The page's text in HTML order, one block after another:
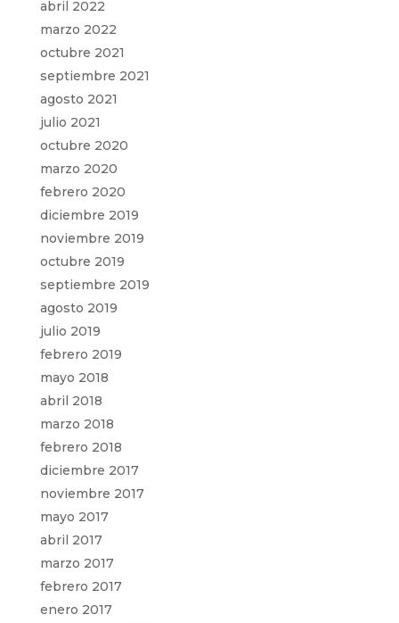
abril 2022
marzo 2022
octubre 2021
septiembre 2021
agosto 2021
julio 2021
octubre 2020
marzo 2020
febrero 2020
diciembre 2019
noviembre 2019
octubre 2019
septiembre 2019
agosto 2019
julio 2019
febrero 2019
mayo 2018
abril 2018
marzo 2018
febrero 2018
diciembre 2017
noviembre 2017
mayo 2017
abril 2017
marzo 2017
febrero 2017
enero 2017